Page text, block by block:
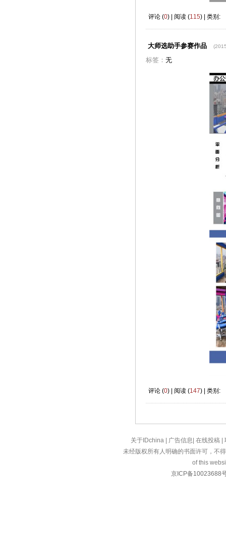
评论 (0) | 阅读 (115) | 类别:
大师选助手参赛作品
标签： 无
评论 (0) | 阅读 (147) | 类别:
关于IDchina 广告信息 在线投稿
未经版权所有人明确的书面许可，不
of this
京ICP备10023688